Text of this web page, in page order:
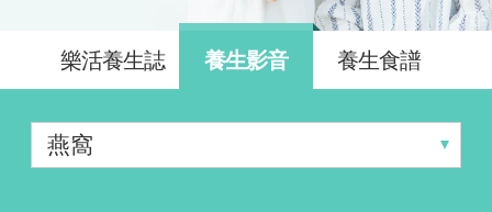
樂活養生誌 養生影音 養生食譜